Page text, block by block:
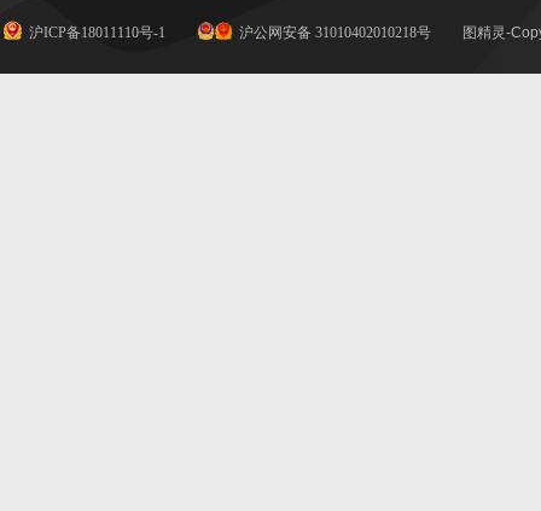
沪ICP备18011110号-1 沪公网安备 31010402010218号 图精灵-